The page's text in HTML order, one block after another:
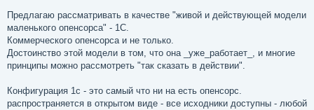
Предлагаю рассматривать в качестве "живой и действующей модели
маленького опенсорса" - 1С.
Коммерческого опенсорса и не только.
Достоинство этой модели в том, что она _уже_работает_, и многие
принципы можно рассмотреть "так сказать в действии".
Конфигурация 1с - это самый что ни на есть опенсорс.
распространяется в открытом виде - все исходники доступны - любой